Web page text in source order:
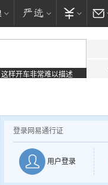
这样开车非常难以描述
登录网易通行证
用户登录